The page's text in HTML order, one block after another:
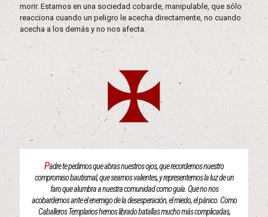
morir. Estamos en una sociedad cobarde, manipulable, que sólo
reacciona cuando un peligro le acecha directamente, no cuando
acecha a los demás y no nos afecta.
Padre te pedimos que abras nuestros ojos, que recordemos nuestro
compromiso bautismal, que seamos valientes, y representemos la luz de un
faro que alumbra a nuestra comunidad como guía. Que no nos
acobardemos ante el enemigo de la desesperación, el miedo, el pánico. Como
Caballeros Templarios hemos librado batallas mucho más complicadas,